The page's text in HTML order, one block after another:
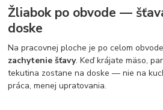
Žliabok po obvode —
doske
Na pracovnej ploche je po celom
zachytenie šťavy. Keď krájate mäso,
tekutina zostane na doske — nie na
práca, menej upratovania.